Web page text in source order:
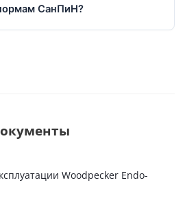
СанПиН?
Woodpecker Endo-